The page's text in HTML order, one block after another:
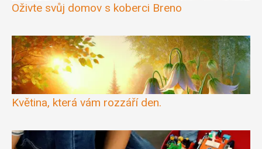
Oživte svůj domov s koberci Breno
Květina, která vám rozzáří den.